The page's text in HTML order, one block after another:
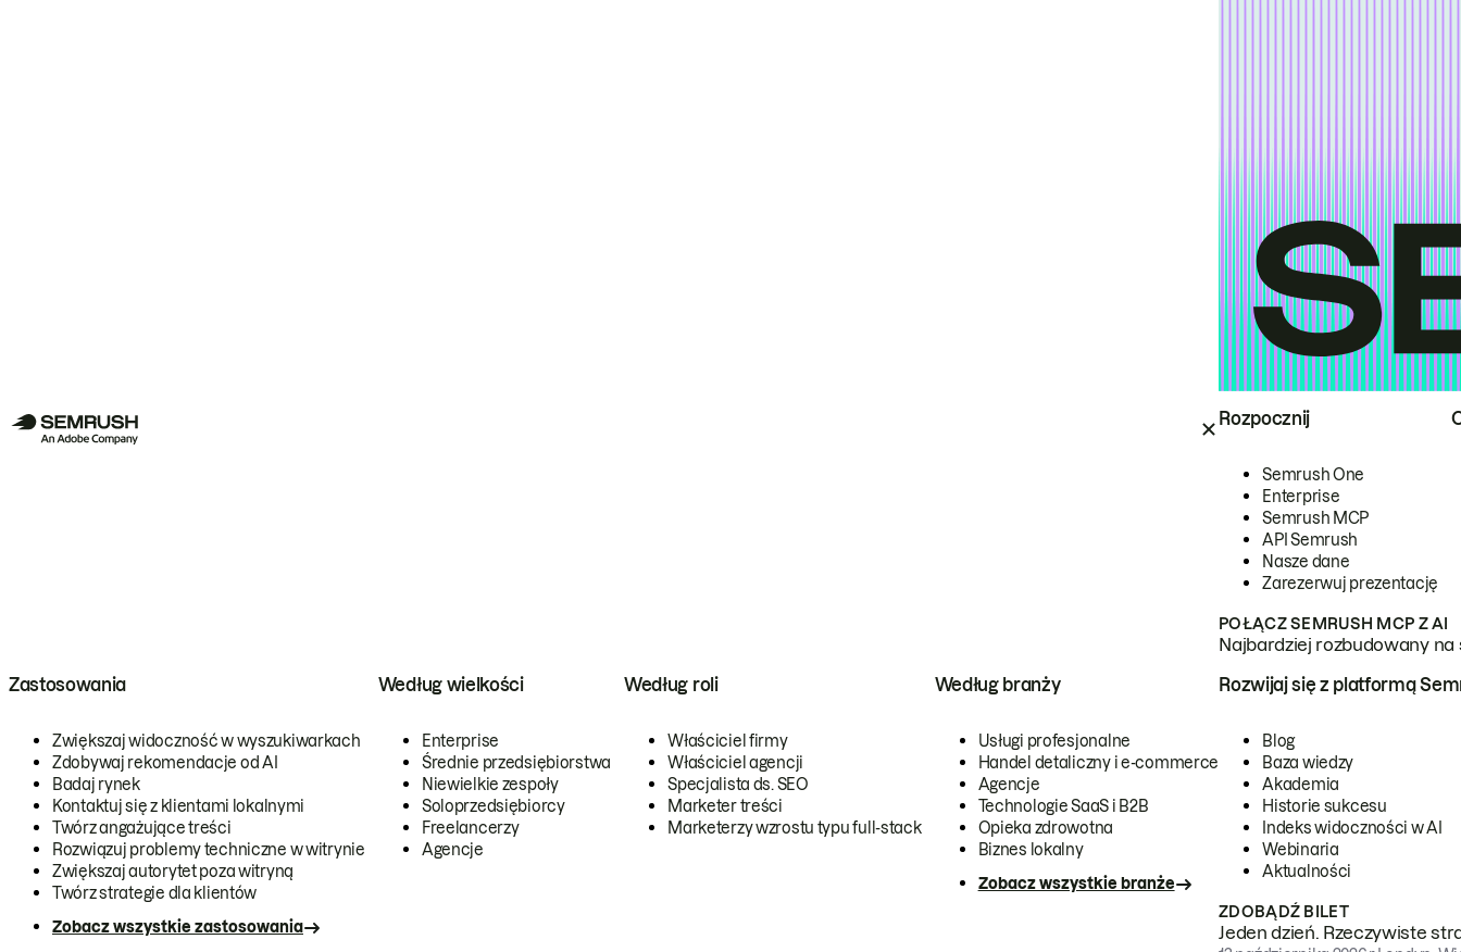
Rozpocznij
Semrush One
Enterprise
Semrush MCP
API Semrush
Nasze dane
Zarezerwuj prezentację
POŁĄCZ SEMRUSH MCP Z AI
Najbardziej rozbudowany
Zastosowania
Zwiększaj widoczność w wyszukiwarkach
Zdobywaj rekomendacje od AI
Badaj rynek
Kontaktuj się z klientami lokalnymi
Twórz angażujące treści
Rozwiązuj problemy techniczne w witrynie
Zwiększaj autorytet poza witryną
Twórz strategie dla klientów
Zobacz wszystkie zastosowania
Według wielkości
Enterprise
Średnie przedsiębiorstwa
Niewielkie zespoły
Soloprzedsiębiorcy
Freelancerzy
Agencje
Według roli
Właściciel firmy
Właściciel agencji
Specjalista ds. SEO
Marketer treści
Marketerzy wzrostu typu full-stack
Według branży
Usługi profesjonalne
Handel detaliczny i e-commerce
Agencje
Technologie SaaS i B2B
Opieka zdrowotna
Biznes lokalny
Zobacz wszystkie branże
Rozwijaj się z platformą
Blog
Baza wiedzy
Akademia
Historie sukcesu
Indeks widoczności w AI
Webinaria
Aktualności
ZDOBĄDŹ BILET
Jeden dzień. Rzeczywiste